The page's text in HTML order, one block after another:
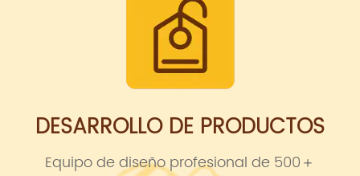
DESARROLLO DE PRODUCTOS
Equipo de diseño profesional de 500＋